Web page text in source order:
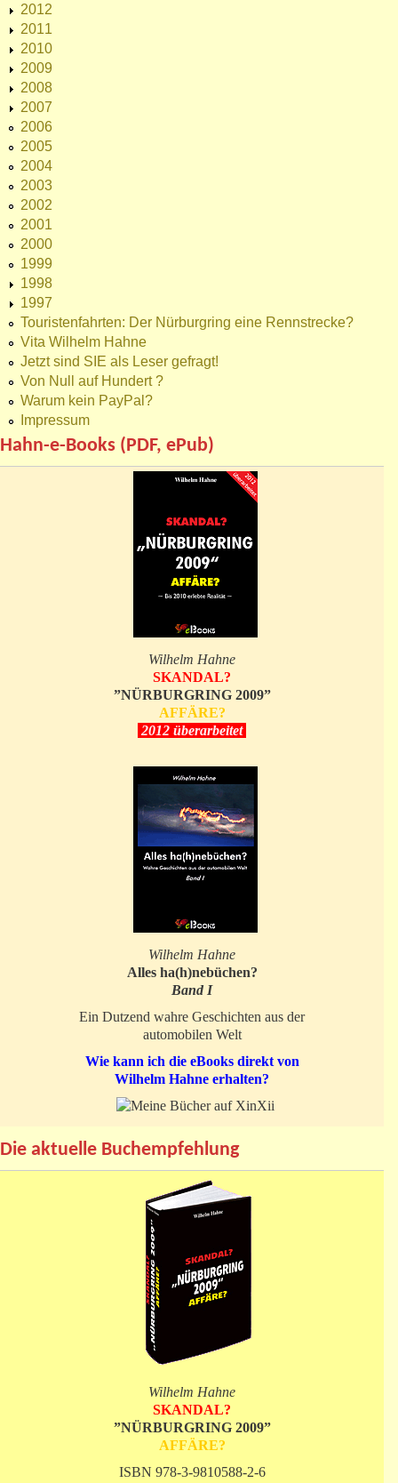
2012
2011
2010
2009
2008
2007
2006
2005
2004
2003
2002
2001
2000
1999
1998
1997
Touristenfahrten: Der Nürburgring eine Rennstrecke?
Vita Wilhelm Hahne
Jetzt sind SIE als Leser gefragt!
Von Null auf Hundert ?
Warum kein PayPal?
Impressum
Hahn-e-Books (PDF, ePub)
Wilhelm Hahne
SKANDAL?
”NÜRBURGRING 2009”
AFFÄRE?
2012 überarbeitet
Wilhelm Hahne
Alles ha(h)nebüchen?
Band I
Ein Dutzend wahre Geschichten aus der
automobilen Welt
Wie kann ich die eBooks direkt von
Wilhelm Hahne erhalten?
Die aktuelle Buchempfehlung
Wilhelm Hahne
SKANDAL?
”NÜRBURGRING 2009”
AFFÄRE?
ISBN 978-3-9810588-2-6